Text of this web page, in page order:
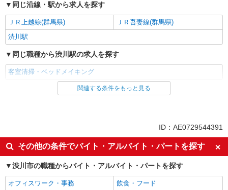
同じ沿線・駅から求人を探す
ＪＲ上越線(群馬県)
ＪＲ吾妻線(群馬県)
渋川駅
同じ職種から渋川駅の求人を探す
客室清掃・ベッドメイキング
同じ雇用形態から渋川駅の求人を探す
未経験歓迎
大学生歓迎
主婦・主夫歓迎
フリーター歓迎
時間や曜日が選べる・シフト自由
朝
昼
夕方
関連する条件をもっと見る
ID：AE0729544391
その他の条件でバイト・アルバイト・パートを探す
渋川市の職種からバイト・アルバイト・パートを探す
オフィスワーク・事務
飲食・フード